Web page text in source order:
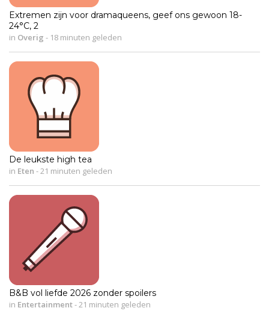
Extremen zijn voor dramaqueens, geef ons gewoon 18-
24°C, 2
in Overig - 18 minuten geleden
De leukste high tea
in Eten -21 minuten geleden
B&B vol liefde 2026 zonder spoilers
in Entertainment-21 minuten geleden